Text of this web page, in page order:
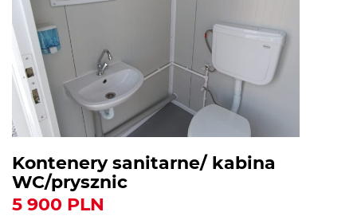
Kontenery sanitarne/ kabina
WC/prysznic
5 900 PLN